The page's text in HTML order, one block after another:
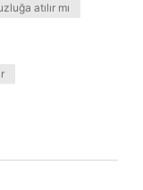
atılır mı